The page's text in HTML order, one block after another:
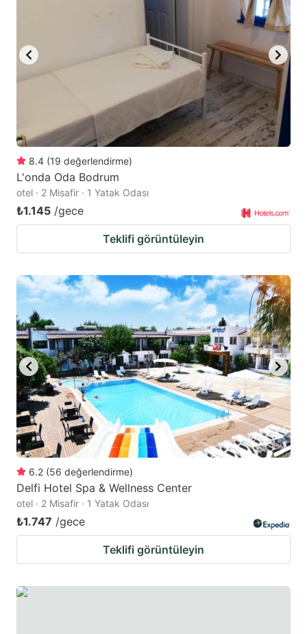
shortcuts
for
changing
dates.
get
the
keyboard
shortcuts
for
8.4 (19 değerlendirme)
L'onda Oda Bodrum
otel · 2 Misafir · 1 Yatak Odası
₺1.145 /gece
Teklifi görüntüleyin
6.2 (56 değerlendirme)
Delfi Hotel Spa & Wellness Center
otel · 2 Misafir · 1 Yatak Odası
₺1.747 /gece
Teklifi görüntüleyin